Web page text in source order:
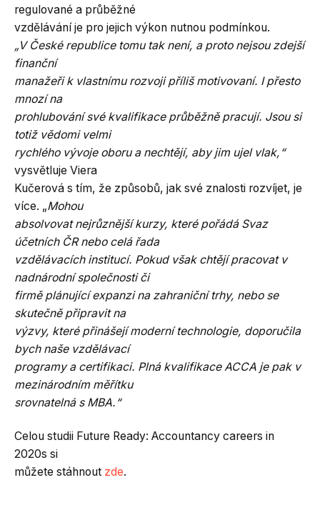
regulované a průběžné
vzdělávání je pro jejich výkon nutnou podmínkou.
„V České republice tomu tak není, a proto nejsou zdejší
finanční
manažeři k vlastnímu rozvoji příliš motivovaní. I přesto
mnozí na
prohlubování své kvalifikace průběžně pracují. Jsou si
totiž vědomi velmi
rychlého vývoje oboru a nechtějí, aby jim ujel vlak,“
vysvětluje Viera
Kučerová s tím, že způsobů, jak své znalosti rozvíjet, je
více. „Mohou
absolvovat nejrůznější kurzy, které pořádá Svaz
účetních ČR nebo celá řada
vzdělávacích institucí. Pokud však chtějí pracovat v
nadnárodní společnosti či
firmě plánující expanzi na zahraniční trhy, nebo se
skutečně připravit na
výzvy, které přinášejí moderní technologie, doporučila
bych naše vzdělávací
programy a certifikaci. Plná kvalifikace ACCA je pak v
mezinárodním měřítku
srovnatelná s MBA.“
Celou studii Future Ready: Accountancy careers in
2020s si
můžete stáhnout zde.